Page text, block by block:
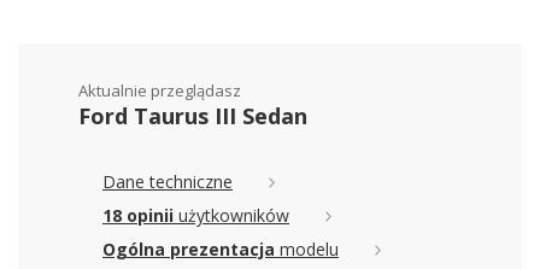
Aktualnie przeglądasz
Ford Taurus III Sedan
Dane techniczne
18 opinii użytkowników
Ogólna prezentacja modelu